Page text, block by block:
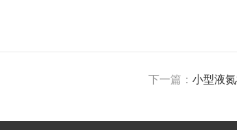
下一篇： 小型液